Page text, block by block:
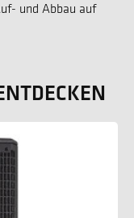
und Abbau auf